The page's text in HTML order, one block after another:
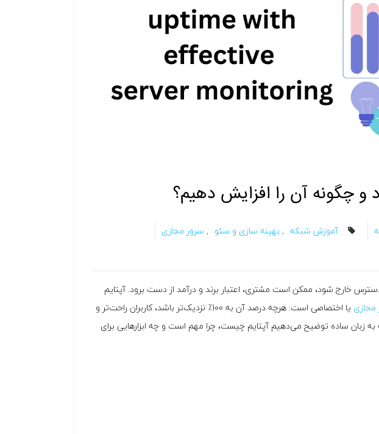
و چگونه آن را افزایش دهیم؟
آموزش شبکه , بهینه سازی و سئو , سرور مجازی
خارج شود، ممکن است مشتری، اعتبار برند و درآمد از دست برود. آپتایم
مجازی
یا اختصاصی است: هرچه درصد آن به 100٪ نزدیک‌تر باشد، کاربران راحت‌تر و
ساده توضیح می‌دهیم آپتایم چیست، چرا مهم است و چه ابزارهایی برای